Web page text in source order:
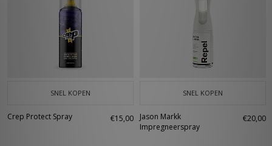
SNEL KOPEN
Crep Protect Spray €15,00
SNEL KOPEN
Jason Markk
Impregneerspray
€20,00